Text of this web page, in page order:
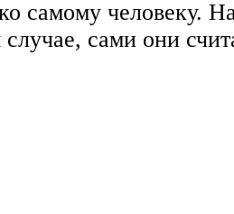
самому человеку.
сами они